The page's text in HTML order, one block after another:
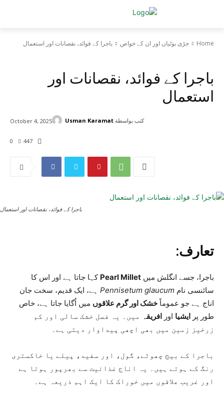
Home جڑی بوٹیاں اور ان کے خواص باجرا کے فوائد، نقصانات اور استعمال
باجرا کے فوائد، نقصانات اور
استعمال
0 447
October 4, 2025 كتب بواسطة Usman Karamat
باجرا کے فوائد، نقصانات اور استعمال
تعارف:
باجرا، جسے انگلش میں Pearl Millet کہا جاتا ہے اور اس کا
سائنسی نام Pennisetum glaucum ہے، ایک قدیم، سخت جان
اناج ہے جو عموماًخشک اور گرم علاقوں میں اُگایا جاتا ہے، خاص
طور پر ایشیا اور افریقہ میں۔ یہ فصل خشک سالی اور کم
زرخیز زمین میں بھی اچھی پیداوار دیتی ہے۔
باجرا کے بیج چھوٹے، گول، اور سفید، پیلے یا خاکستری
رنگ کے ہوتے ہیں۔ یہ اناج غذائیت سے بھرپور ہوتا ہے
اور غریب علاقوں میں خوراک کا ایک اہم ذریعہ ہے۔